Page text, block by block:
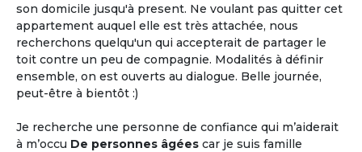
son domicile jusqu'à present. Ne voulant pas quitter cet
appartement auquel elle est très attachée, nous
recherchons quelqu'un qui accepterait de partager le
toit contre un peu de compagnie. Modalités à définir
ensemble, on est ouverts au dialogue. Belle journée,
peut-être à bientôt :)
Je recherche une personne de confiance qui m’aiderait
à m’occu De personnes âgées car je suis famille